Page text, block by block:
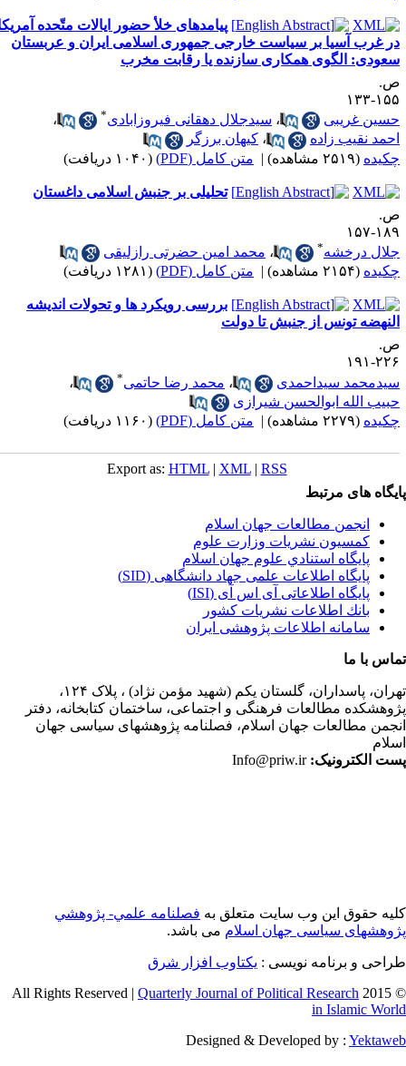
پیامدهای خلأ حضور ایالات متّحده آمریکا
غرب آسیا بر سیاست خارجی جمهوری اسلامی ایران و عربستان
الگوی همکاری سازنده یا رقابت مخرب
۱۳۳
غریبی
،سیدجلال دهقانی فیروزابادی
،
نقیب زاده
،کیهان برزگر
(۲۵۱۹ مشاهده) | متن کامل (PDF) (۱۰۴۰ دریافت)
تحلیلی بر جنبش اسلامی داغستان
۱۵۷
درخشه
،محمد امین حضرتی رازلیقی
(۲۱۵۴ مشاهده) | متن کامل (PDF) (۱۲۸۱ دریافت)
بررسی رویکرد ها و تحولات اندیشه
تونس از جنبش تا دولت
۱۹۱
سیداحمدی
،محمد رضا حاتمی
،
الله ابوالحسن شیرازی
(۲۲۷۹ مشاهده) | متن کامل (PDF) (۱۱۶۰ دریافت)
Export as:HTML |XML|RSS
های مرتبط
انجمن مطالعات جهان اسلام
کمسیون نشریات وزارت علوم
پايگاه استنادي علوم جهان اسلام
پایگاه اطلاعات علمی جهاد دانشگاهی (SID)
پایگاه اطلاعاتی آی اس آی (ISI)
بانك اطلاعات نشريات كشور
سامانه اطلاعات پژوهشی ایران
با ما
پاسداران، گلستان یکم (شهید مؤمن نژاد) ، پلاک ۱۲۴،
مطالعات فرهنگی و اجتماعی، ساختمان کتابخانه، دفتر
مطالعات جهان اسلام، فصلنامه پژوهشهای سیاسی جهان
الکترونیک:Info@priw.ir
حقوق این وب سایت متعلق بهفصلنامه علمي- پژوهشي
سیاسی جهان اسلاممی باشد.
و برنامه نویسی : یکتاوب افزار شرق
©
Quarterly Journal of Political Research
in Islamic
Designed & Developed by :